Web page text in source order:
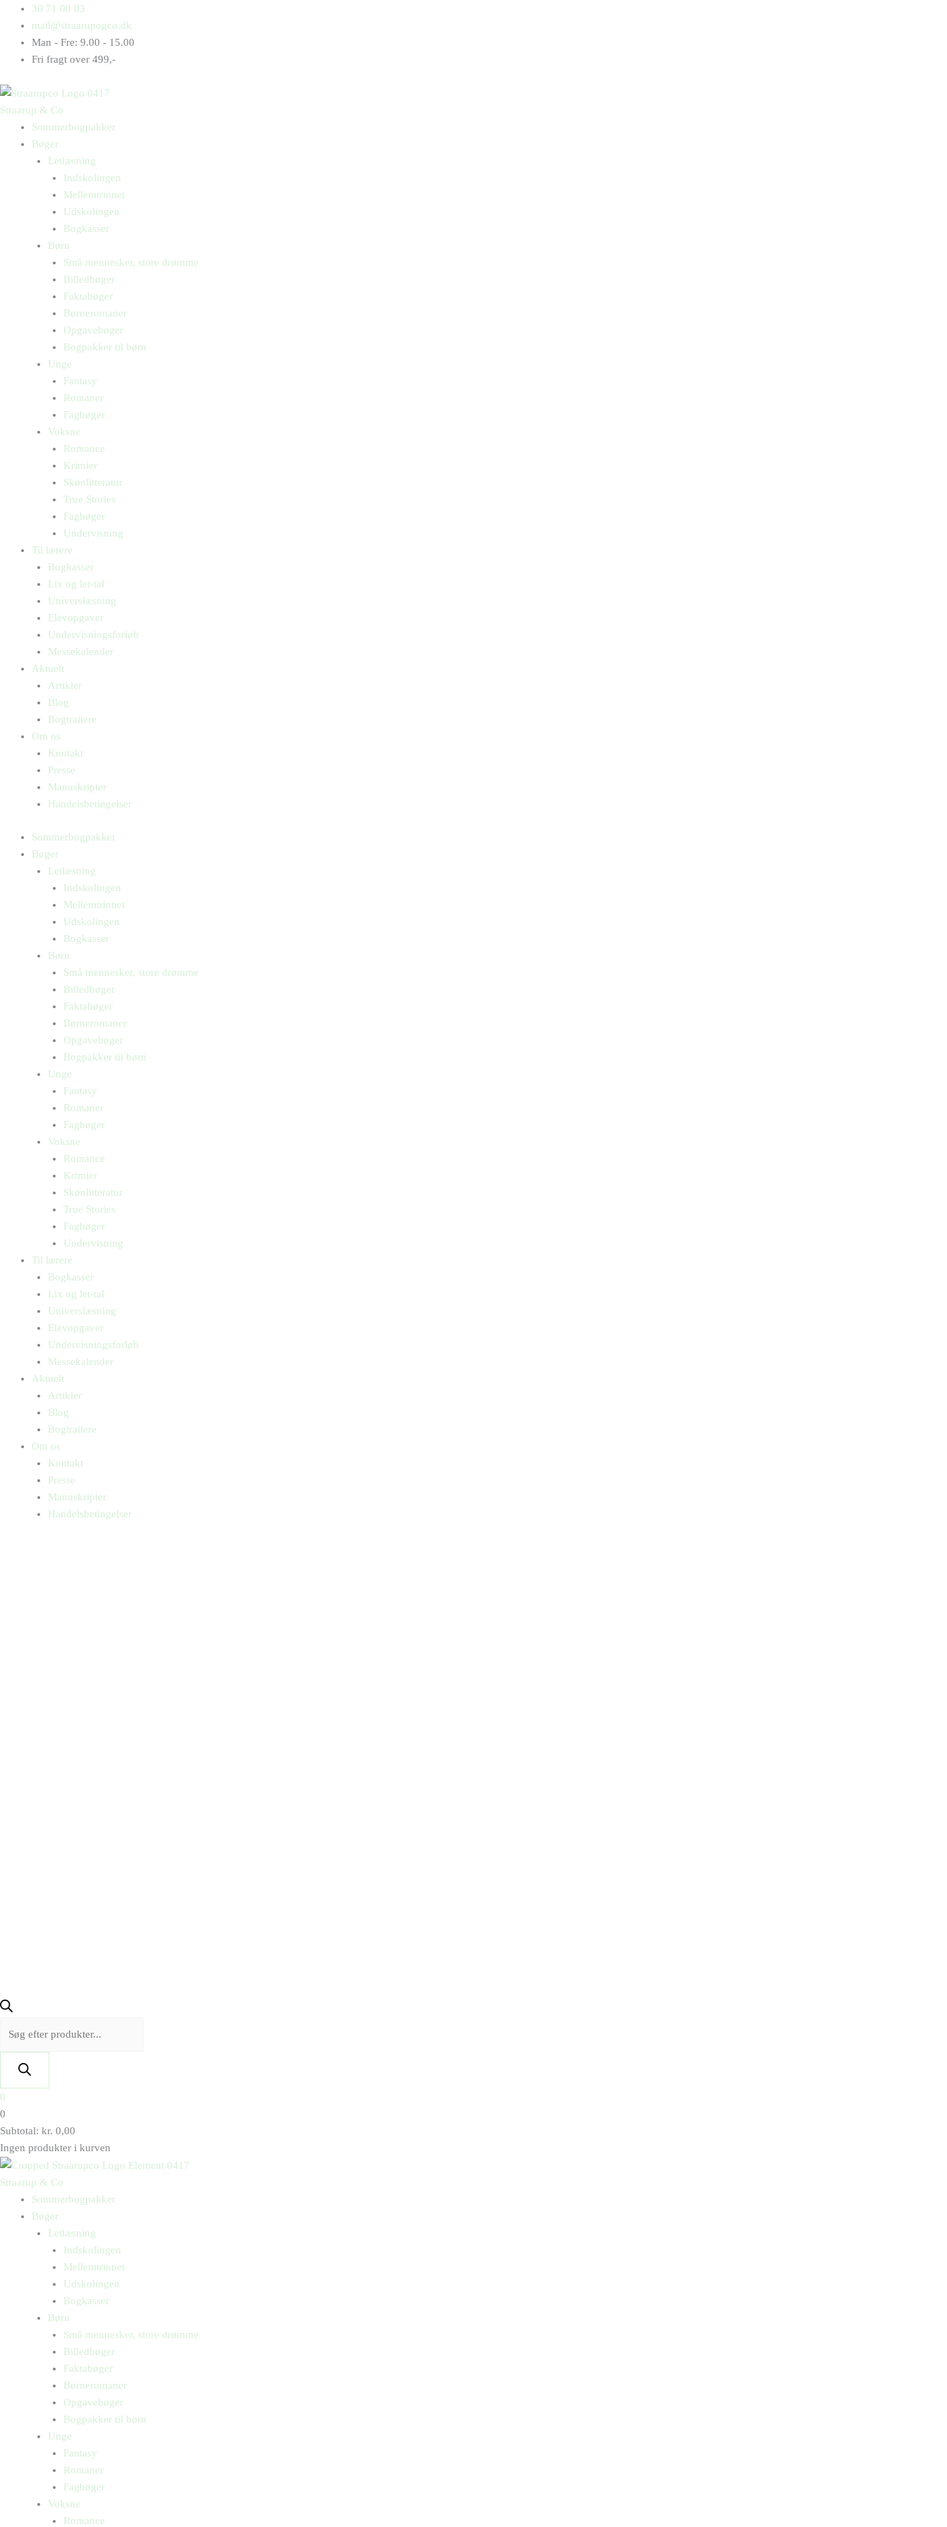
indholdet
30 71 00 03
mail@straarupogco.dk
Man - Fre: 9.00 - 15.00
Fri fragt over 499,-
Straarup & Co
Sommerbogpakker
Bøger
Letlæsning
Indskolingen
Mellemtrinnet
Udskolingen
Bogkasser
Børn
Små mennesker, store drømme
Billedbøger
Faktabøger
Børneromaner
Opgavebøger
Bogpakker til børn
Unge
Fantasy
Romaner
Fagbøger
Voksne
Romance
Krimier
Skønlitteratur
True Stories
Fagbøger
Undervisning
Til lærere
Bogkasser
Lix og let-tal
Universlæsning
Elevopgaver
Undervisningsforløb
Messekalender
Aktuelt
Artikler
Blog
Bogtrailere
Om os
Kontakt
Presse
Manuskripter
Handelsbetingelser
Sommerbogpakker
Bøger
Letlæsning
Indskolingen
Mellemtrinnet
Udskolingen
Bogkasser
Børn
Små mennesker, store drømme
Billedbøger
Faktabøger
Børneromaner
Opgavebøger
Bogpakker til børn
Unge
Fantasy
Romaner
Fagbøger
Voksne
Romance
Krimier
Skønlitteratur
True Stories
Fagbøger
Undervisning
Til lærere
Bogkasser
Lix og let-tal
Universlæsning
Elevopgaver
Undervisningsforløb
Messekalender
Aktuelt
Artikler
Blog
Bogtrailere
Om os
Kontakt
Presse
Manuskripter
Handelsbetingelser
Products
search
0
0
Subtotal: kr. 0,00
Ingen produkter i kurven
Straarup & Co
Sommerbogpakker
Bøger
Letlæsning
Indskolingen
Mellemtrinnet
Udskolingen
Bogkasser
Børn
Små mennesker, store drømme
Billedbøger
Faktabøger
Børneromaner
Opgavebøger
Bogpakker til børn
Unge
Fantasy
Romaner
Fagbøger
Voksne
Romance
Products
search